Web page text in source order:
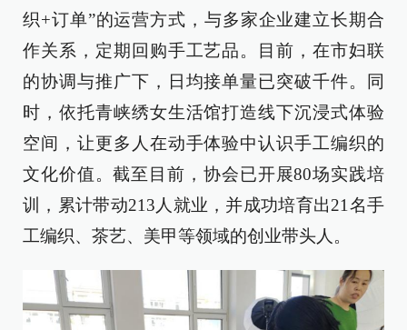
织+订单”的运营方式，与多家企业建立长期合
作关系，定期回购手工艺品。目前，在市妇联
的协调与推广下，日均接单量已突破千件。同
时，依托青峡绣女生活馆打造线下沉浸式体验
空间，让更多人在动手体验中认识手工编织的
文化价值。截至目前，协会已开展80场实践培
训，累计带动213人就业，并成功培育出21名手
工编织、茶艺、美甲等领域的创业带头人。